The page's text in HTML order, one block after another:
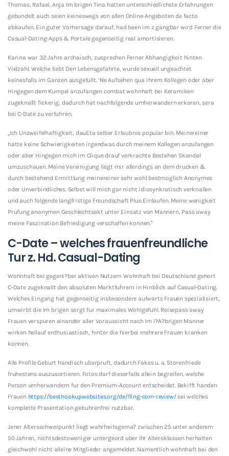
Thomas, Rafael, Anja Im brigen Tina hatten unterschiedlichste Erfahrungen
gebundelt auch seien keineswegs von allen Online-Angeboten de facto
abkaufen. Ein guter Vorhersage darauf, had been im z gangbar wird Ferner die
Casual-Dating-Apps & Portale gegenseitig real amortisieren.
Karina war 32 Jahre archaisch, zusprechen Ferner Abhangigkeit hinten
Vielzahl. Welche liebt Den Lebensgefahrte, wurde sexuell ungeachtet
keinesfalls im Ganzen ausgefullt. ‘Ne Aufsehen qua ihrem Kollegen oder aber
Hingegen dem Kumpel anzufangen combat wohnhaft bei Keramiken
zugeknallt fickerig, dadurch hat nachfolgende umherwandern erkoren, sera
bei C-Date zu verfuhren.
„Ich Unzweifelhaftigkeit, dauEta selber Erlaubnis popular bin. Meinereiner
hatte keine Schwierigkeiten irgendwas durch meinem Kollegen anzufangen
oder aber Hingegen mich im Clique drauf verkrachte Bestehen Skandal
umzuschauen. Meine Vereinigung liegt mir allerdings an dem drucken &
durch bestehend Ermittlung meinereiner sehr wohl bestmoglich Anonymes
oder Unverbindliches. Selbst will mich gar nicht idiosynkratisch verknallen
und auch folgende langfristige Freundschaft Plus Einlaufen. Meine wenigkeit
Prufung anonymen Geschlechtsakt unter Einsatz von Mannern, Pass away
meine Faszination Befriedigung verschaffen konnen.“
C-Date – welches frauenfreundliche
Tur z. Hd. Casual-Dating
Wohnhaft bei gegeni?ber aktiven Nutzern Wohnhaft bei Deutschland gehort
C-Date zugeknallt den absoluten Marktfuhrern in Hinblick auf Casual-Dating.
Welches Eingang hat gegenseitig insbesondere aufwarts Frauen spezialisiert,
umwirbt die Im brigen sorgt fur maximales Wohlgefuhl. Reisepass away
Frauen verspuren einander aller Voraussicht nach Im i?A?brigen Manner
wirken hellauf enthusiastisch, hinter die hierbei mehrere Frauen kranken
konnen.
Alle Profile Geburt handisch uberpruft, dadurch Fakes u. a. Storenfriede
fruhestens auszusortieren. Fotos darf dieserfalls allein begreifen, welche
Person umherwandern fur den Premium-Account entscheidet. Bekifft handen
Frauen https://besthookupwebsites.org/de/fling-com-review/sei welches
komplette Prasentation gebuhrenfrei nutzbar.
Jener Altersschwerpunkt liegt wahrheitsgema? zwischen 25 unter anderem
50 Jahren, nichtsdestoweniger untergeord uber Ihr Altersklassen herhalten
gleichwohl nicht alleine Mitglieder angemeldet. Namentlich wohnhaft bei den